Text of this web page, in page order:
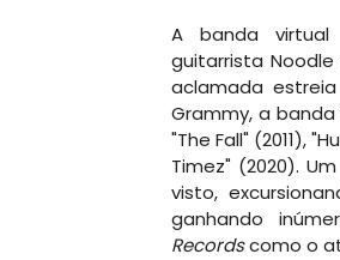
A banda
guitarrista
aclamada
Grammy, a banda
"The Fall" (2011),
Timez" (2020).
visto,
ganhando
Recordscomo o